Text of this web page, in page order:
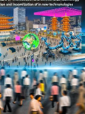
規約
スタッフ、デザイナー）